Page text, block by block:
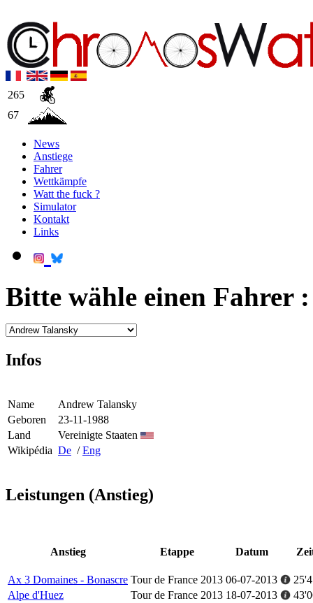
265
67
News
Anstiege
Fahrer
Wettkämpfe
Watt the fuck ?
Simulator
Kontakt
Links
Bitte wähle einen Fahrer :
Infos
Name
Andrew Talansky
Geboren
23-11-1988
Land
Vereinigte Staaten
Wikipédia De /Eng
Leistungen (Anstieg)
Anstieg Etappe Datum
Ax 3 Domaines - Bonascre Tour de France 2013 06-07-2013
Alpe d'Huez
Tour de France 2013 18-07-2013